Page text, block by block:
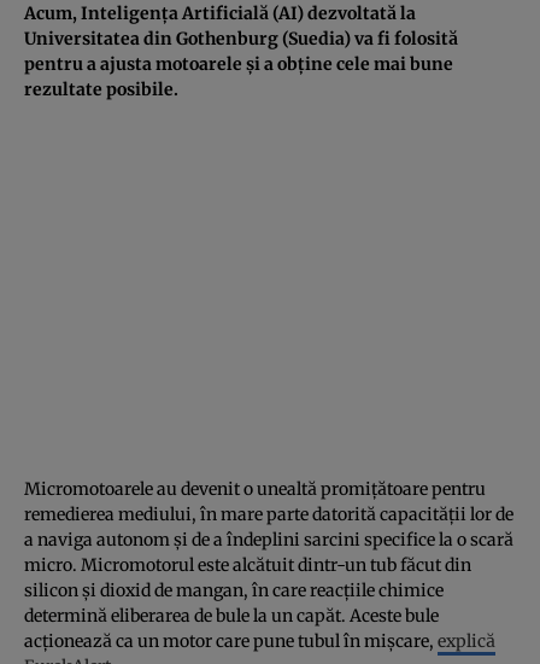
Acum, Inteligența Artificială (AI) dezvoltată la
Universitatea din Gothenburg (Suedia) va fi folosită
pentru a ajusta motoarele și a obține cele mai bune
rezultate posibile.
Micromotoarele au devenit o unealtă promițătoare pentru
remedierea mediului, în mare parte datorită capacității lor de
a naviga autonom și de a îndeplini sarcini specifice la o scară
micro. Micromotorul este alcătuit dintr-un tub făcut din
silicon și dioxid de mangan, în care reacțiile chimice
determină eliberarea de bule la un capăt. Aceste bule
acționează ca un motor care pune tubul în mișcare, explică